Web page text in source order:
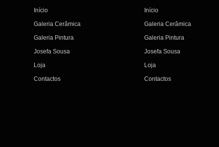
Início
Galeria Cerâmica
Galeria Pintura
Josefa Sousa
Loja
Contactos
Início
Galeria Cerâmica
Galeria Pintura
Josefa Sousa
Loja
Contactos